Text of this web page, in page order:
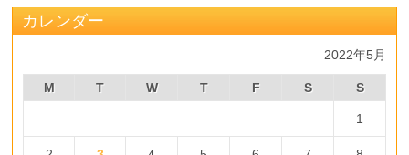
カレンダー
2022年5月
M T W T F S S
1